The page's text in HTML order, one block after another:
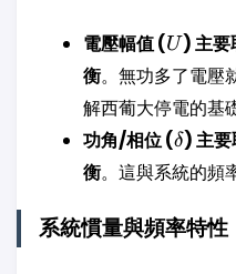
電壓幅值 (U
U) 主要
衡。無功多了電壓
解西葡大停電的基
功角/相位 (\delta
δ) 主要
衡。這與系統的頻
系統慣量與頻率特性